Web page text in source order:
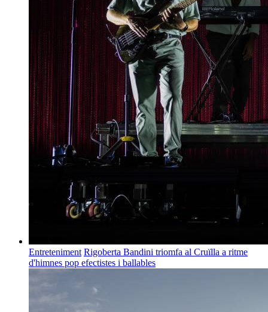
Entreteniment Rigoberta Bandini triomfa al Cruïlla a ritme
d'himnes pop efectistes i ballables